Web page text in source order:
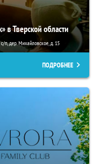
в Тверской области
п, дер. Михайловское, д. 15
ПОДРОБНЕЕ